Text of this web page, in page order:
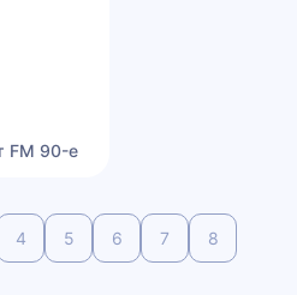
FM 90-е
4 5 6 7 8